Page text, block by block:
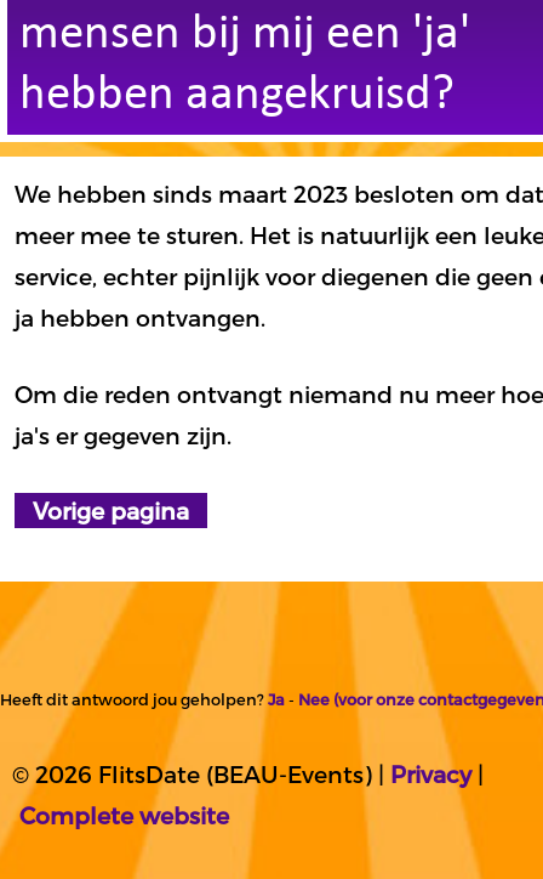
mensen bij mij een 'ja'
hebben aangekruisd?
We hebben sinds maart 2023 besloten om
meer mee te sturen. Het is natuurlijk een
service, echter pijnlijk voor diegenen die geen
ja hebben ontvangen.
Om die reden ontvangt niemand nu meer
ja's er gegeven zijn.
Heeft dit antwoord jou geholpen?Ja- Nee (voor onze
© 2026 FlitsDate (BEAU-Events) | Privacy|
Complete website